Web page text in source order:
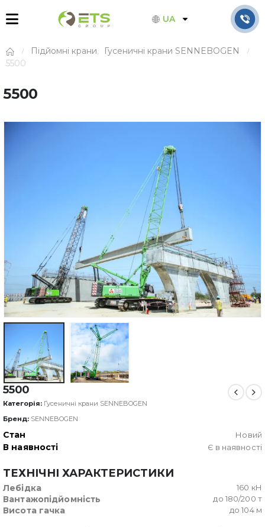
UA
Підйомні крани,
Гусеничні крани SENNEBOGEN
5500
5500
5500
Категорія: Гусеничні крани SENNEBOGEN
Бренд: SENNEBOGEN
Стан Новий
В наявності Є в наявності
ТЕХНІЧНІ ХАРАКТЕРИСТИКИ
Лебідка 160 кН
Вантажопідйомність до 180/200 т
Висота гачка до 104 м